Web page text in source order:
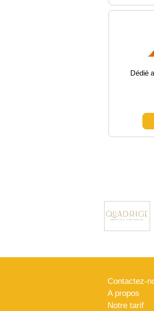
Dédié
Contactez-
A propos
Notre tarif